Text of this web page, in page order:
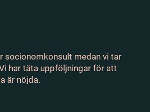
socionomkonsult medan vi tar
har täta uppföljningar för att
är nöjda.